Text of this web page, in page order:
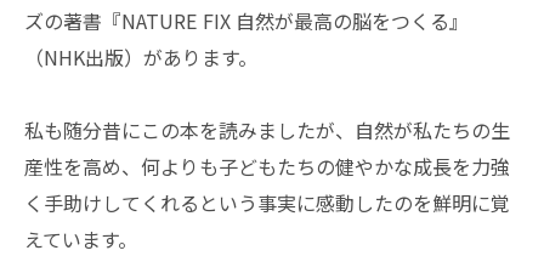
ズの著書『NATURE FIX 自然が最高の脳をつくる』
（NHK出版）があります。
私も随分昔にこの本を読みましたが、自然が私たちの生
産性を高め、何よりも子どもたちの健やかな成長を力強
く手助けしてくれるという事実に感動したのを鮮明に覚
えています。